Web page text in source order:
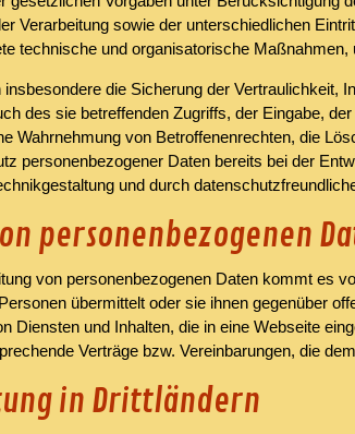
Verarbeitung sowie der unterschiedlichen
technische und organisatorische
die Sicherung der
des sie betreffenden Zugriffs, der Eingabe,
Wahrnehmung von Betroffenenrechten, die
personenbezogener Daten bereits bei der
und durch
personenbezogenen
von personenbezogenen Daten kommt es
übermittelt oder sie ihnen gegenüber
Diensten und Inhalten, die in eine Webseite
Verträge bzw. Vereinbarungen, die
in Drittländern